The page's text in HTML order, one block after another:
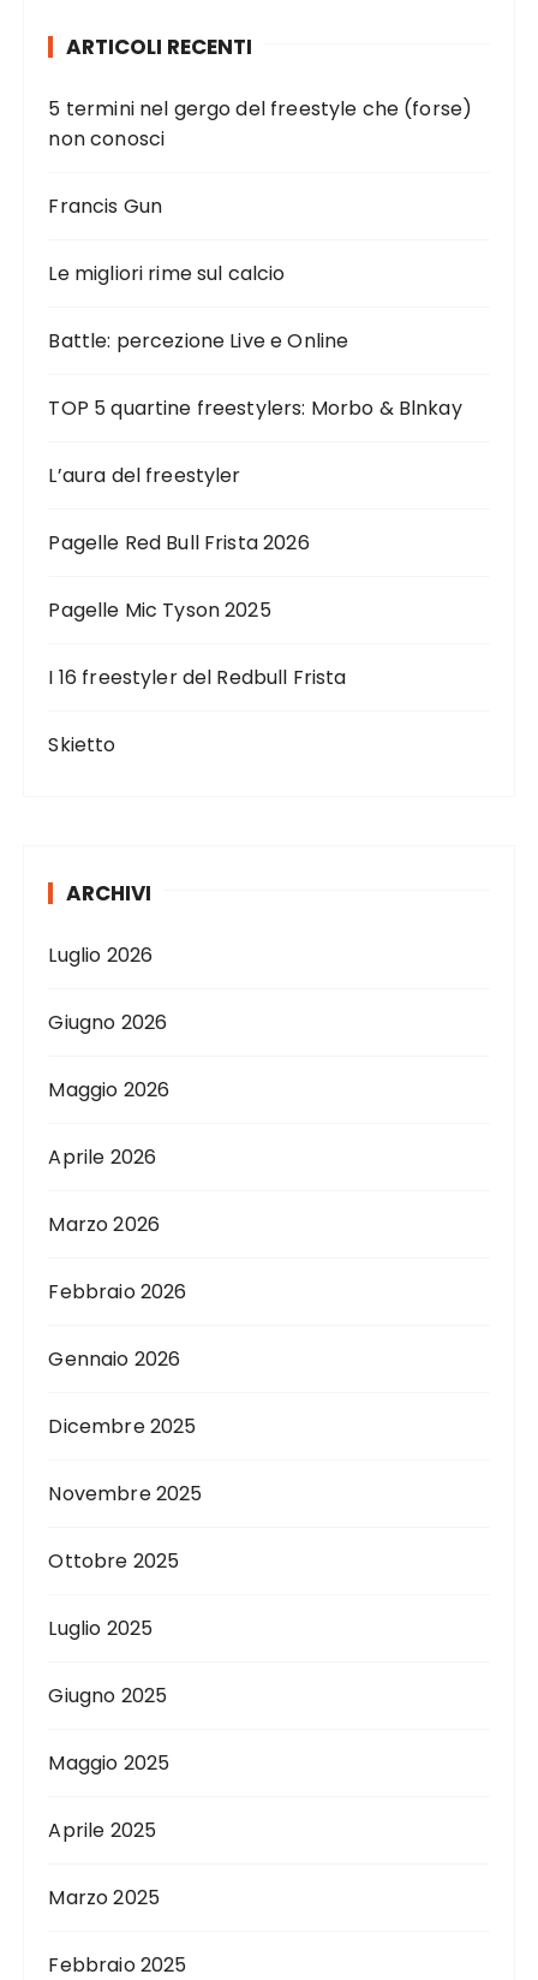
ARTICOLI RECENTI
5 termini nel gergo del freestyle che (forse)
non conosci
Francis Gun
Le migliori rime sul calcio
Battle: percezione Live e Online
TOP 5 quartine freestylers: Morbo & Blnkay
L’aura del freestyler
Pagelle Red Bull Frista 2026
Pagelle Mic Tyson 2025
I 16 freestyler del Redbull Frista
Skietto
ARCHIVI
Luglio 2026
Giugno 2026
Maggio 2026
Aprile 2026
Marzo 2026
Febbraio 2026
Gennaio 2026
Dicembre 2025
Novembre 2025
Ottobre 2025
Luglio 2025
Giugno 2025
Maggio 2025
Aprile 2025
Marzo 2025
Febbraio 2025